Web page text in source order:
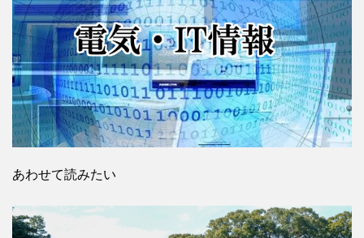
あわせて読みたい